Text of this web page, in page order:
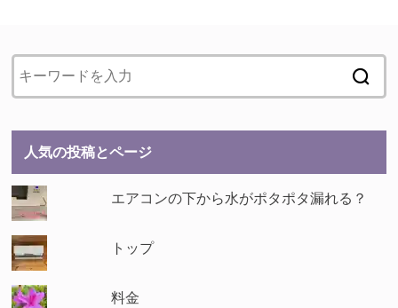
人気の投稿とページ
エアコンの下から水がポタポタ漏れる？
トップ
料金